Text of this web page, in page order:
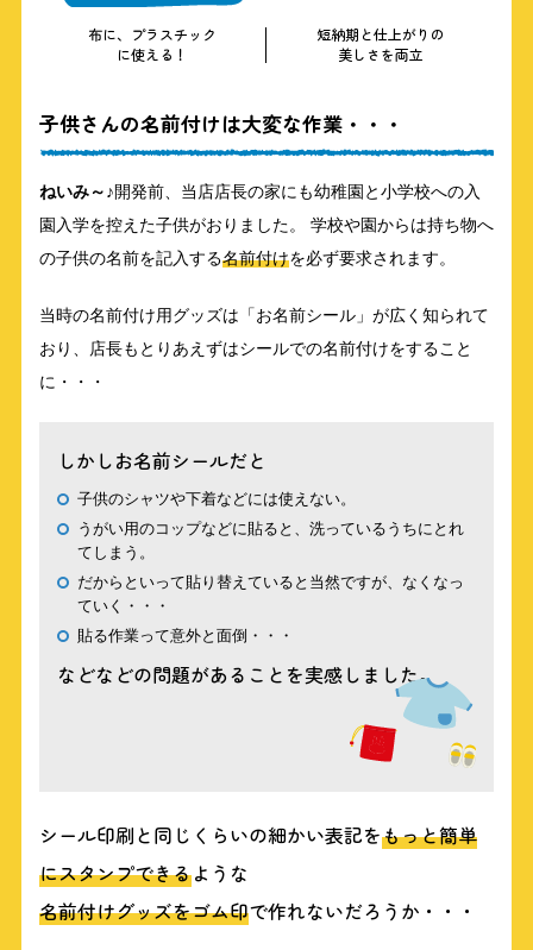
布に、プラスチック
に使える！
短納期と仕上がりの
美しさを両立
子供さんの名前付けは大変な作業・・・
ねいみ～♪開発前、当店店長の家にも幼稚園と小学校への入
園入学を控えた子供がおりました。 学校や園からは持ち物へ
の子供の名前を記入する名前付けを必ず要求されます。
当時の名前付け用グッズは「お名前シール」が広く知られて
おり、店長もとりあえずはシールでの名前付けをすること
に・・・
しかしお名前シールだと
子供のシャツや下着などには使えない。
うがい用のコップなどに貼ると、洗っているうちにとれ
てしまう。
だからといって貼り替えていると当然ですが、なくなっ
ていく・・・
貼る作業って意外と面倒・・・
などなどの問題があることを実感しました。
シール印刷と同じくらいの細かい表記をもっと簡単
にスタンプできるような
名前付けグッズをゴム印で作れないだろうか・・・